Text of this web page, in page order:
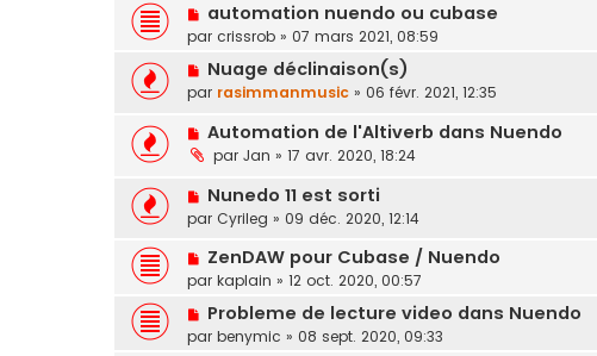
automation nuendo ou cubase
par crissrob » 07 mars 2021, 08:59
Nuage déclinaison(s)
par rasimmanmusic » 06 févr. 2021, 12:35
Automation de l'Altiverb dans Nuendo
par Jan » 17 avr. 2020, 18:24
Nunedo 11 est sorti
par Cyrileg » 09 déc. 2020, 12:14
ZenDAW pour Cubase / Nuendo
par kaplain » 12 oct. 2020, 00:57
Probleme de lecture video dans Nuendo
par benymic » 08 sept. 2020, 09:33